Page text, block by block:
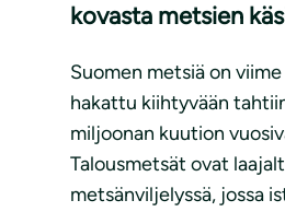
kovasta metsien
Suomen metsiä on
hakattu kiihtyvään
miljoonan kuution
Talousmetsät ovat
metsänviljelyssä, jossa